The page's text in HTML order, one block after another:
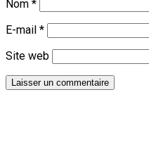
Nom *
E-mail *
Site web